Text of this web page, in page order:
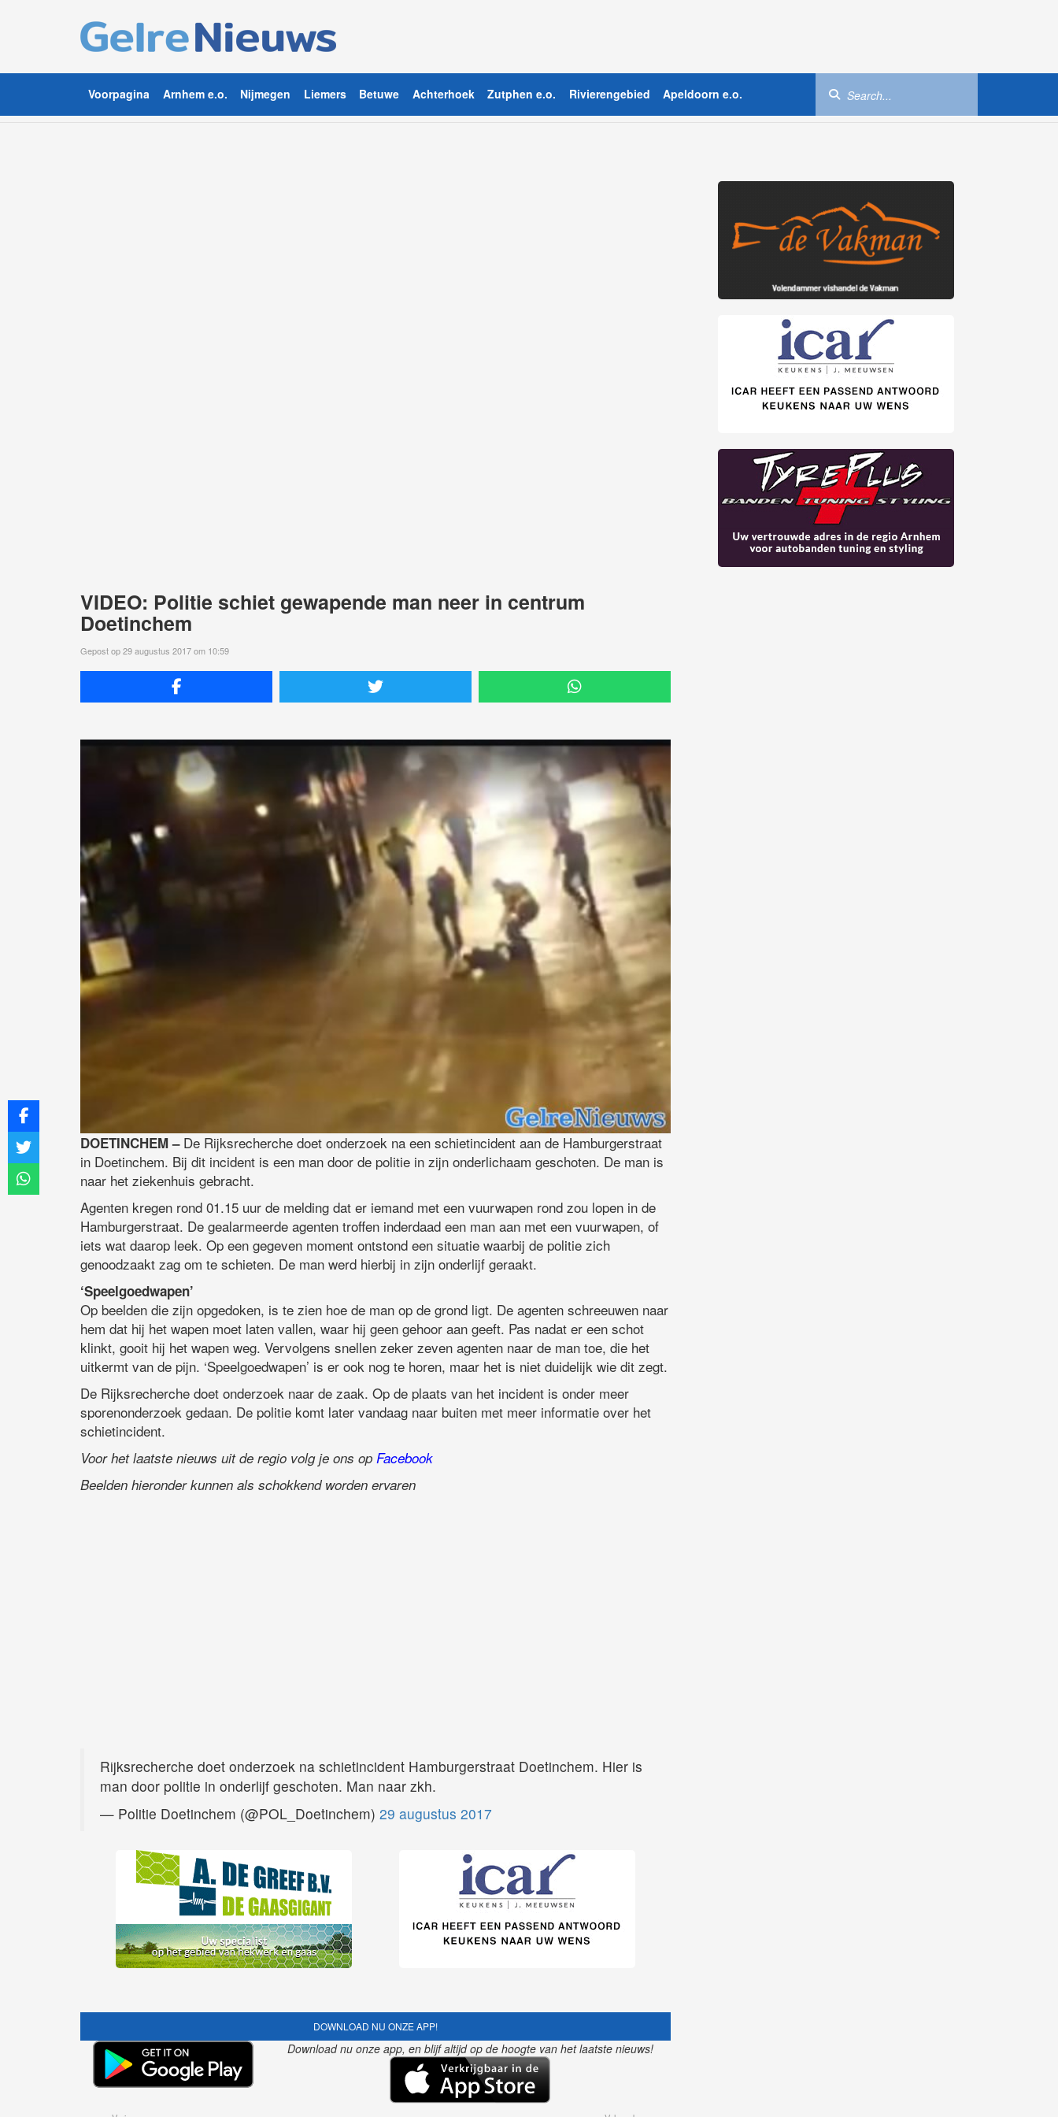
Voorpagina Arnhem e.o. Nijmegen Liemers Betuwe Achterhoek Zutphen e.o. Rivierengebied Apeldoorn e.o.
VIDEO: Politie schiet gewapende man neer in centrum
Doetinchem
Gepost op 29 augustus 2017 om 10:59
DOETINCHEM –De Rijksrecherche doet onderzoek na een schietincident aan de Hamburgerstraat
in Doetinchem. Bij dit incident is een man door de politie in zijn onderlichaam geschoten. De man is
naar het ziekenhuis gebracht.
Agenten kregen rond 01.15 uur de melding dat er iemand met een vuurwapen rond zou lopen in de
Hamburgerstraat. De gealarmeerde agenten troffen inderdaad een man aan met een vuurwapen, of
iets wat daarop leek. Op een gegeven moment ontstond een situatie waarbij de politie zich
genoodzaakt zag om te schieten. De man werd hierbij in zijn onderlijf geraakt.
‘Speelgoedwapen’
Op beelden die zijn opgedoken, is te zien hoe de man op de grond ligt. De agenten schreeuwen naar
hem dat hij het wapen moet laten vallen, waar hij geen gehoor aan geeft. Pas nadat er een schot
klinkt, gooit hij het wapen weg. Vervolgens snellen zeker zeven agenten naar de man toe, die het
uitkermt van de pijn. ‘Speelgoedwapen’ is er ook nog te horen, maar het is niet duidelijk wie dit zegt.
De Rijksrecherche doet onderzoek naar de zaak. Op de plaats van het incident is onder meer
sporenonderzoek gedaan. De politie komt later vandaag naar buiten met meer informatie over het
schietincident.
Voor het laatste nieuws uit de regio volg je ons op Facebook
Beelden hieronder kunnen als schokkend worden ervaren
Rijksrecherche doet onderzoek na schietincident Hamburgerstraat Doetinchem. Hier is
man door politie in onderlijf geschoten. Man naar zkh.
— Politie Doetinchem (@POL_Doetinchem) 29 augustus 2017
DOWNLOAD NU ONZE APP!
Download nu onze app, en blijf altijd op de hoogte van het laatste nieuws!